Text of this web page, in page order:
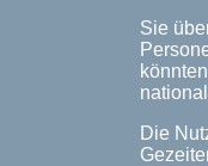
Sie
Die